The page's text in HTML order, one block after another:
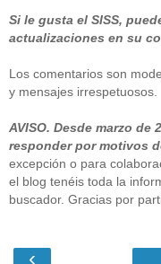
Si le gusta el SISS,
actualizaciones en su
Los comentarios son
y mensajes irrespetuosos.
AVISO. Desde marzo de
responder por motivos
excepción o para
el blog tenéis toda la
buscador. Gracias por
‹